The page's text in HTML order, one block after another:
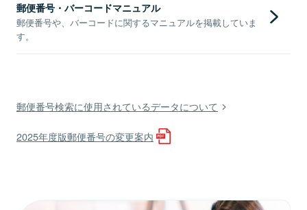
郵便番号・バーコードマニュアル
郵便番号や、バーコードに関するマニュアルを掲載していま
す。
郵便番号検索に使用されているデータについて
2025年度版郵便番号の変更案内